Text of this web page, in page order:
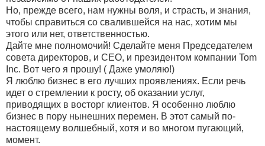
Но, прежде всего, нам нужны воля, и страсть, и знания,
чтобы справиться со свалившейся на нас, хотим мы
этого или нет, ответственностью.
Дайте мне полномочий! Сделайте меня Председателем
совета директоров, и СЕО, и президентом компании Tom
Inc. Вот чего я прошу! ( Даже умоляю!)
Я люблю бизнес в его лучших проявлениях. Если речь
идет о стремлении к росту, об оказании услуг,
приводящих в восторг клиентов. Я особенно люблю
бизнес в пору нынешних перемен. В этот самый по-
настоящему волшебный, хотя и во многом пугающий,
момент.